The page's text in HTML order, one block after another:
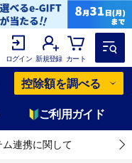
ログイン 新規登録 カート
控除額を調べる
ご利用ガイド
ム連携に関して